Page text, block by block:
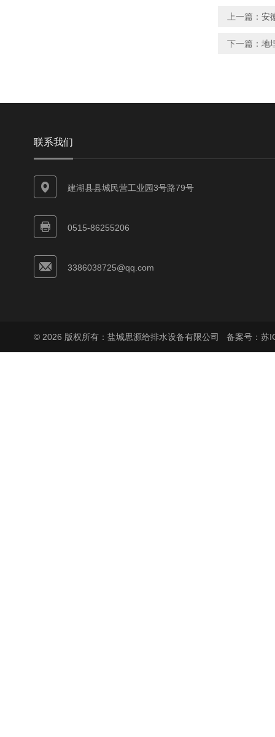
上一篇： 安
下一篇： 地
联系我们
建湖县县城民营工业园3号路79号
0515-86255206
3386038725@qq.com
© 2026 版权所有：盐城思源给排水设备有限公司 备案号：苏